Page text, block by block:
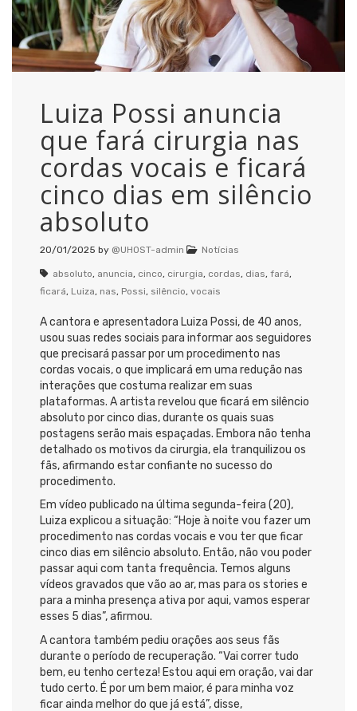
Luiza Possi anuncia
que fará cirurgia nas
cordas vocais e ficará
cinco dias em silêncio
absoluto
20/01/2025 by @UHOST-admin Notícias
absoluto, anuncia, cinco, cirurgia, cordas, dias, fará,
ficará, Luiza, nas, Possi, silêncio, vocais
A cantora e apresentadora Luiza Possi, de 40 anos,
usou suas redes sociais para informar aos seguidores
que precisará passar por um procedimento nas
cordas vocais, o que implicará em uma redução nas
interações que costuma realizar em suas
plataformas. A artista revelou que ficará em silêncio
absoluto por cinco dias, durante os quais suas
postagens serão mais espaçadas. Embora não tenha
detalhado os motivos da cirurgia, ela tranquilizou os
fãs, afirmando estar confiante no sucesso do
procedimento.
Em vídeo publicado na última segunda-feira (20),
Luiza explicou a situação: “Hoje à noite vou fazer um
procedimento nas cordas vocais e vou ter que ficar
cinco dias em silêncio absoluto. Então, não vou poder
passar aqui com tanta frequência. Temos alguns
vídeos gravados que vão ao ar, mas para os stories e
para a minha presença ativa por aqui, vamos esperar
esses 5 dias”, afirmou.
A cantora também pediu orações aos seus fãs
durante o período de recuperação. “Vai correr tudo
bem, eu tenho certeza! Estou aqui em oração, vai dar
tudo certo. É por um bem maior, é para minha voz
ficar ainda melhor do que já está”, disse,